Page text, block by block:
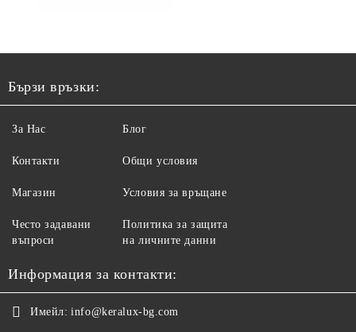
Бързи връзки:
За Нас
Контакти
Магазин
Често задавани
въпроси
Блог
Общи условия
Условия за връщане
Политика за защита
на личните данни
Информация за контакти:
Имейл: info@keralux-bg.com